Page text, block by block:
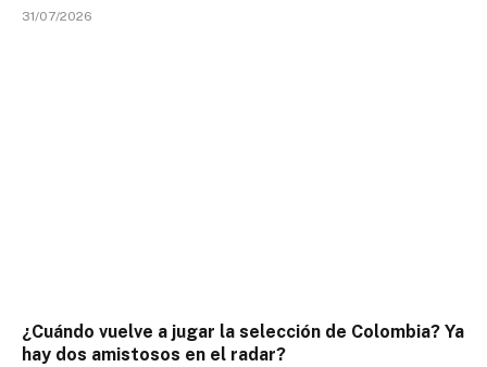
31/07/2026
¿Cuándo vuelve a jugar la selección de Colombia? Ya
hay dos amistosos en el radar?